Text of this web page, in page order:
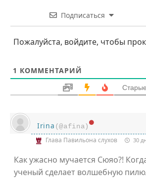
Подписаться
Пожалуйста, войдите, чтобы
1 КОММЕНТАРИЙ
Старые
Irina (@afina)
Глава Павильона слухов 30
Как ужасно мучается Сюяо?!
ученый сделает волшебную